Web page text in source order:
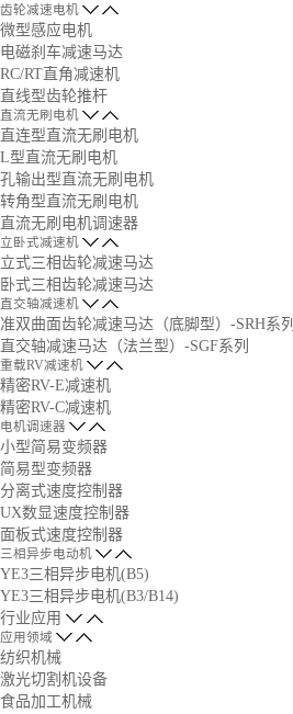
齿轮减速电机
微型感应电机
电磁刹车减速马达
RC/RT直角减速机
直线型齿轮推杆
直流无刷电机
直连型直流无刷电机
L型直流无刷电机
孔输出型直流无刷电机
转角型直流无刷电机
直流无刷电机调速器
立卧式减速机
立式三相齿轮减速马达
卧式三相齿轮减速马达
直交轴减速机
准双曲面齿轮减速马达（底脚型）-SRH系列
直交轴减速马达（法兰型）-SGF系列
重载RV减速机
精密RV-E减速机
精密RV-C减速机
电机调速器
小型简易变频器
简易型变频器
分离式速度控制器
UX数显速度控制器
面板式速度控制器
三相异步电动机
YE3三相异步电机(B5)
YE3三相异步电机(B3/B14)
行业应用
应用领域
纺织机械
激光切割机设备
食品加工机械